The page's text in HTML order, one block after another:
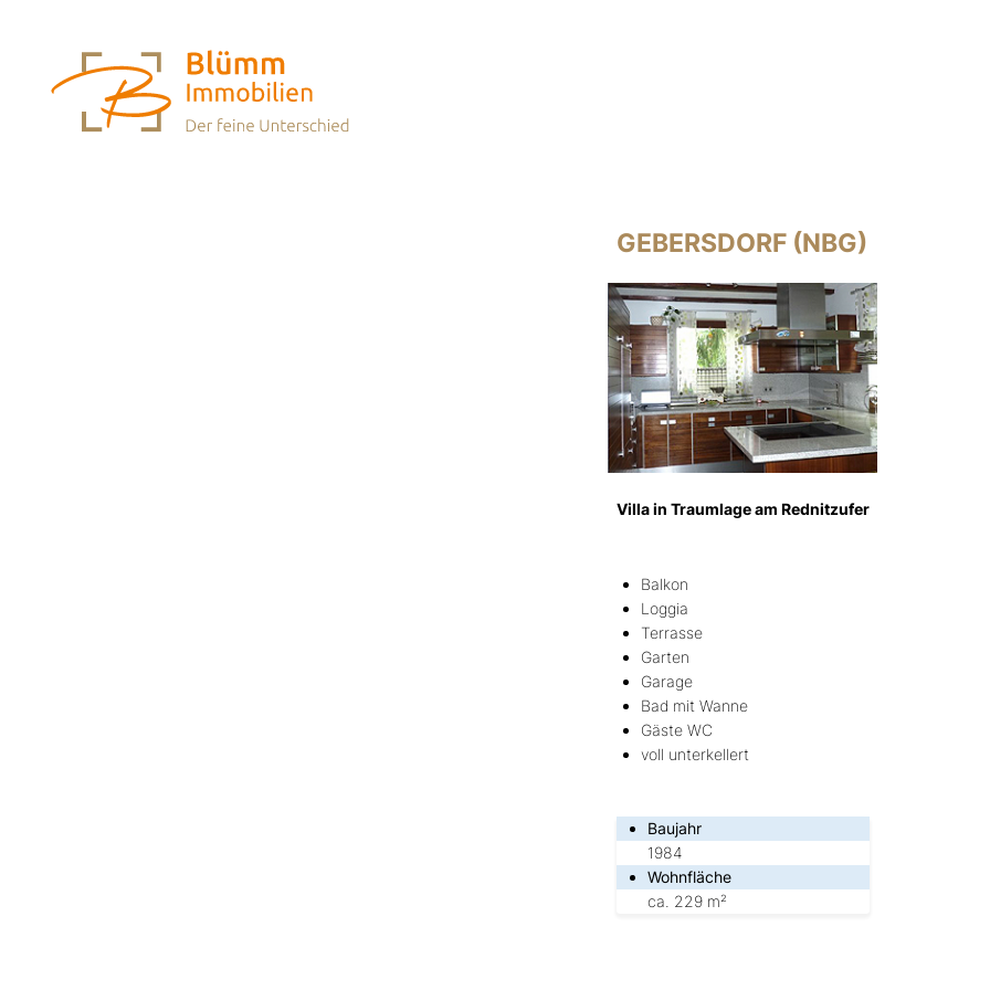
GEBERSDORF (NBG)
Villa in Traumlage am Rednitzufer
Baujahr
1984
Wohnfläche
ca. 229 m²
Balkon
Loggia
Terrasse
Garten
Garage
Bad mit Wanne
Gäste WC
voll unterkellert